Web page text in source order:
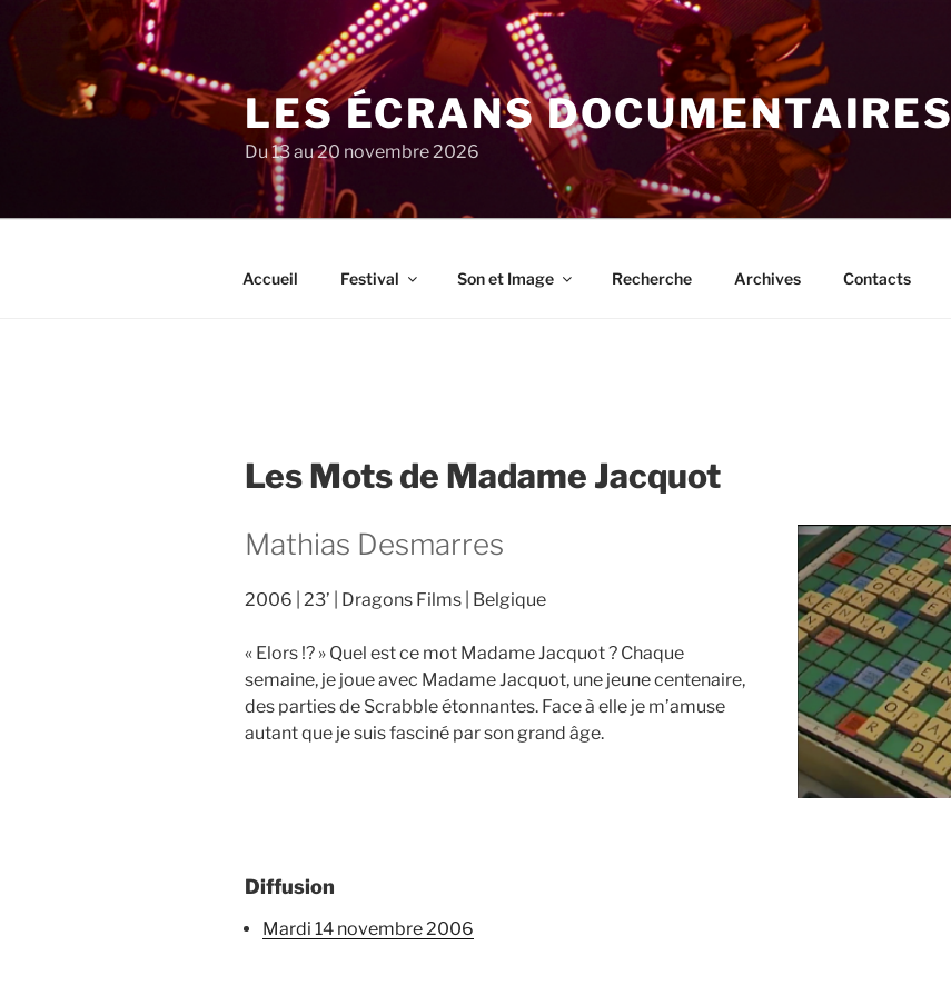
au
contenu
principal
LES ÉCRANS DOCUMENTAIRES
Du 13 au 20 novembre 2026
Accueil Festival Son et Image Recherche Archives Contacts
Les Mots de Madame Jacquot
Mathias Desmarres
2006 23’ Dragons Films Belgique
« Elors !? » Quel est ce mot Madame Jacquot ? Chaque
semaine, je joue avec Madame Jacquot, une jeune centenaire,
des parties de Scrabble étonnantes. Face à elle je m’amuse
autant que je suis fasciné par son grand âge.
Diffusion
mardi 14 novembre 2006